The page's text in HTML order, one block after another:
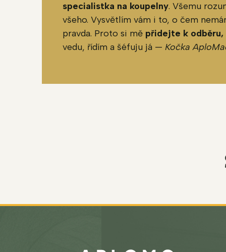
specialistka na koupelny. Všemu
všeho. Vysvětlím vám i to, o čem
pravda. Proto si mě přidejte k odběru,
vedu, řídím a šéfuju já — Kočka
Z